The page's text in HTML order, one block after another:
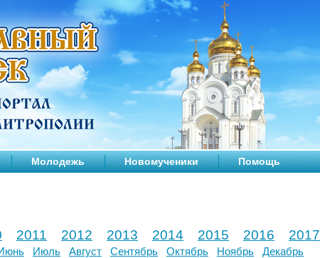
Молодежь Новомученики Помощь
2011 2012 2013 2014 2015 2016 2017
Июль Август Сентябрь Октябрь Ноябрь
Декабрь